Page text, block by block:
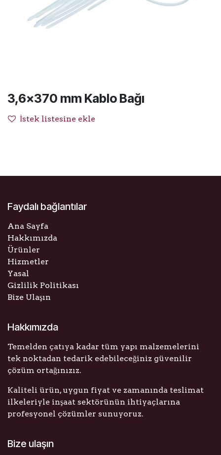
3,6x370 mm Kablo Bağı
İstek listesine ekle
Faydalı bağlantılar
Ana Sayfa
Hakkımızda
Ürünler
Hizmetler
Yasal
Gizlilik Politikası
Bize Ulaşın
Hakkımızda
Temelden çatıya kadar tüm yapı malzemelerini
tek noktadan tedarik edebileceğiniz güvenilir
çözüm ortağınızız.
Kaliteli ürün, uygun fiyat ve zamanında teslimat
ilkeleriyle inşaat sektörünün ihtiyaçlarına
profesyonel çözümler sunuyoruz.
Bize ulaşın